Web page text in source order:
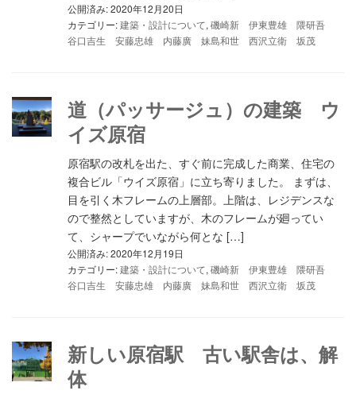
公開済み: 2020年12月20日
カテゴリー:建築・設計について, 磯崎新 伊東豊雄 隈研吾
谷口吉生 安藤忠雄 内藤廣 妹島和世 西沢立衛 坂茂
道（パッサージュ）の建築 ウ
イズ原宿
原宿駅の改札を出た、すぐ前に完成した商業、住宅の
複合ビル「ウイズ原宿」に立ち寄りました。 まずは、
目を引く木フレームの上層部。上階は、レジデンスな
ので整然としていますが、木のフレームが廻ってい
て、シャープでいながら何とな […]
公開済み: 2020年12月19日
カテゴリー:建築・設計について, 磯崎新 伊東豊雄 隈研吾
谷口吉生 安藤忠雄 内藤廣 妹島和世 西沢立衛 坂茂
新しい原宿駅 古い駅舎は、解
体